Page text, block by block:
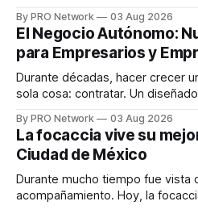
INTERIUS, el problema suele estar en
una entrevista para el podcast
marketing digital explicó que
By PRO Network 03 Aug 2026
El Negocio Autónomo:
para Empresarios y
Durante décadas, hacer crecer
sola cosa: contratar. Un
para los textos, alguien que
para encontrar prospectos, un
llamadas y mensajes, y —con
By PRO Network 03 Aug 2026
La focaccia vive su
Ciudad de México
Durante mucho tiempo fue vista
acompañamiento. Hoy, la